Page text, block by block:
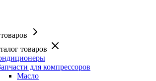
товаров
для компрессоров
Масло